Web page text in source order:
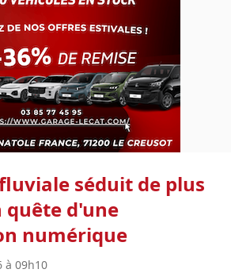
séduit de plus
quête d'une
numérique
à 09h10